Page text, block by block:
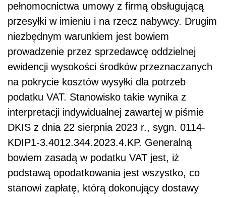
pełnomocnictwa umowy z firmą obsługującą
przesyłki w imieniu i na rzecz nabywcy. Drugim
niezbędnym warunkiem jest bowiem
prowadzenie przez sprzedawcę oddzielnej
ewidencji wysokości środków przeznaczanych
na pokrycie kosztów wysyłki dla potrzeb
podatku VAT. Stanowisko takie wynika z
interpretacji indywidualnej zawartej w piśmie
DKIS z dnia 22 sierpnia 2023 r., sygn. 0114-
KDIP1-3.4012.344.2023.4.KP. Generalną
bowiem zasadą w podatku VAT jest, iż
podstawą opodatkowania jest wszystko, co
stanowi zapłatę, którą dokonujący dostawy